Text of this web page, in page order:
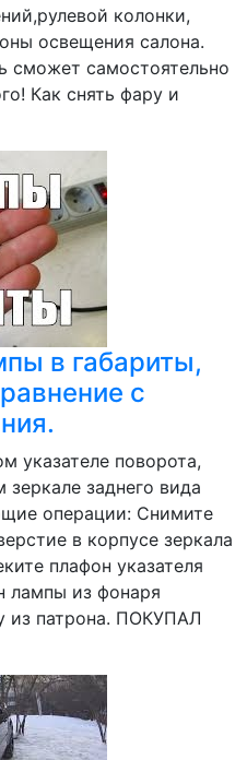
колонки,
освещения салона.
сможет самостоятельно
Как снять фару и
в габариты,
с
указателе поворота,
заднего вида
операции: Снимите
в корпусе зеркала
плафон указателя
лампы из фонаря
из патрона. ПОКУПАЛ